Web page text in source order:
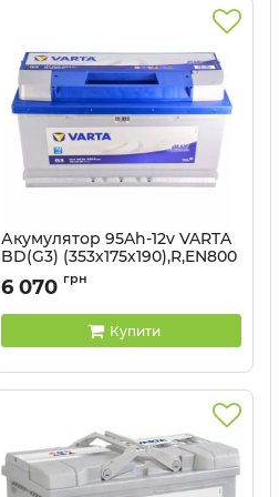
Акумулятор 95Ah-12v VARTA
BD(G3) (353х175х190),R,EN800
Артикул: 523798
6 070 грн
Купити